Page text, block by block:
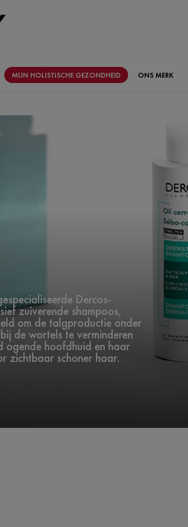
MIJN HOLISTISCHE GEZONDHEID ONS MERK
Dercos-
zuiverende shampoos,
om de talgproductie onder
de wortels te verminderen
ogende hoofdhuid en haar
zichtbaar schoner haar.